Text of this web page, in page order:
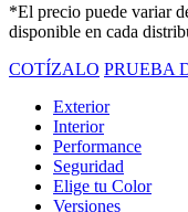
*El precio puede variar
disponible en cada
COTÍZALO PRUEBA
Exterior
Interior
Performance
Seguridad
Elige tu Color
Versiones